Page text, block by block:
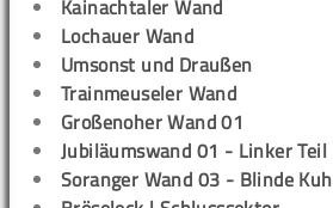
Kainachtaler Wand
Lochauer Wand
Umsonst und Draußen
Trainmeuseler Wand
Großenoher Wand 01
Jubiläumswand 01 - Linker Teil
Soranger Wand 03 - Blinde Kuh